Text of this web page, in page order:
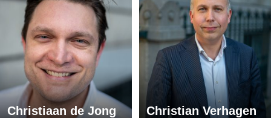
Christiaan de Jong Christian Verhagen